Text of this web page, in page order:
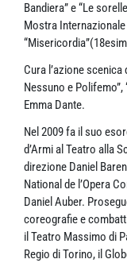
Bandiera” e “Le
Mostra Internazionale
Cura l’azione
Nessuno e Polifemo”,
Emma Dante.
Nel 2009 fa il suo
d’Armi al Teatro alla
direzione Daniel
National de l’Opera
Daniel Auber.
coreografie e
il Teatro Massimo di
Regio di Torino, il